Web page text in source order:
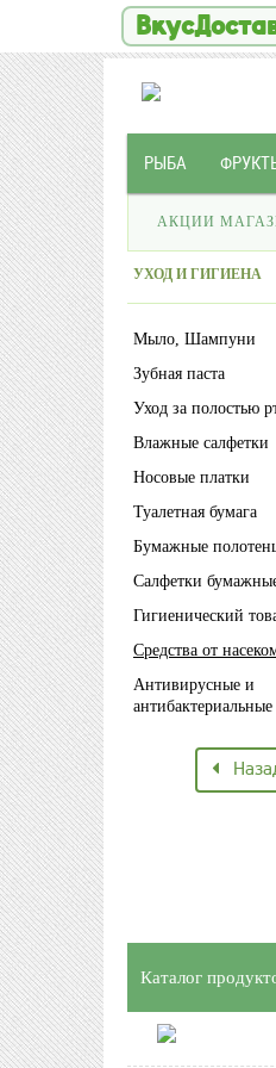
РЫБА
АКЦИИ
УХОД И ГИГИЕНА
Мыло, Шампуни
Зубная паста
Уход за полостью
Влажные салфетки
Носовые платки
Туалетная бумага
Бумажные
Салфетки
Гигиенический
Средства от
Антивирусные и
антибактериальные
Каталог